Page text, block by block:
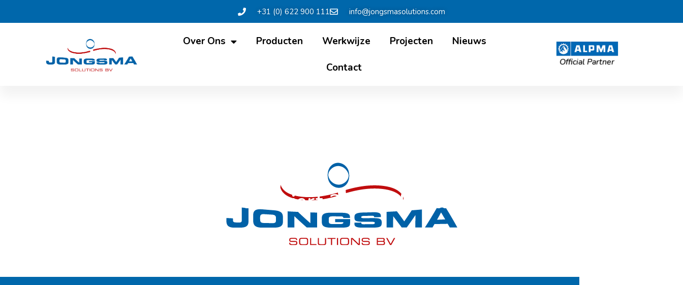
+31 (0) 622 900 111 info@jongsmasolutions.com
Over Ons Producten Werkwijze Projecten
Nieuws
Contact
Official Partner
Jongsma Solutions viert 20 jaar bestaan!